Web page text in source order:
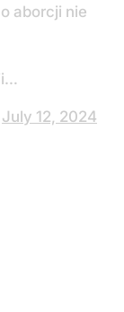
aborcji nie
July 12, 2024